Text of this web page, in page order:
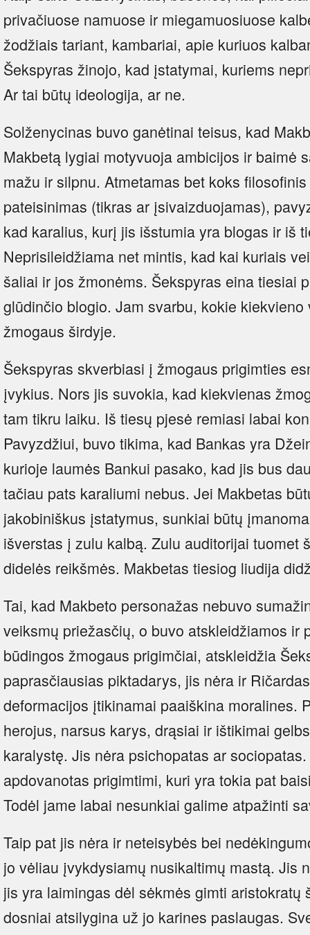
privačiuose namuose ir miegamuosiuose
žodžiais tariant, kambariai, apie kuriuos
Šekspyras žinojo, kad įstatymai, kuriems
Ar tai būtų ideologija, ar ne.
Solženycinas buvo ganėtinai teisus, kad
Makbetą lygiai motyvuoja ambicijos ir baimė
mažu ir silpnu. Atmetamas bet koks
pateisinimas (tikras ar įsivaizduojamas),
kad karalius, kurį jis išstumia yra blogas ir iš
Neprisileidžiama net mintis, kad kai kuriais
šaliai ir jos žmonėms. Šekspyras eina tiesiai
glūdinčio blogio. Jam svarbu, kokie
žmogaus širdyje.
Šekspyras skverbiasi į žmogaus prigimties
įvykius. Nors jis suvokia, kad kiekvienas
tam tikru laiku. Iš tiesų pjesė remiasi labai
Pavyzdžiui, buvo tikima, kad Bankas yra
kurioje laumės Bankui pasako, kad jis bus
tačiau pats karaliumi nebus. Jei Makbetas
jakobiniškus įstatymus, sunkiai būtų
išverstas į zulu kalbą. Zulu auditorijai tuomet
didelės reikšmės. Makbetas tiesiog liudija
Tai, kad Makbeto personažas nebuvo
veiksmų priežasčių, o buvo atskleidžiamos ir
būdingos žmogaus prigimčiai, atskleidžia
paprasčiausias piktadarys, jis nėra ir
deformacijos įtikinamai paaiškina moralines.
herojus, narsus karys, drąsiai ir ištikimai
karalystę. Jis nėra psichopatas ar
apdovanotas prigimtimi, kuri yra tokia pat
Todėl jame labai nesunkiai galime atpažinti
Taip pat jis nėra ir neteisybės bei
jo vėliau įvykdysiamų nusikaltimų mastą. Jis
jis yra laimingas dėl sėkmės gimti aristokratų
dosniai atsilygina už jo karines paslaugas.